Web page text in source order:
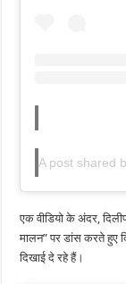
एक वीडियो के अंदर,
मालन” पर डांस करते हुए
दिखाई दे रहे हैं।